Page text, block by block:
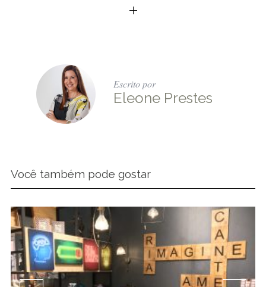
Escrito por
Eleone Prestes
Você também pode gostar